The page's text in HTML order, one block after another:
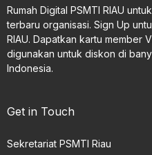
Rumah Digital PSMTI RIAU
terbaru organisasi. Sign Up
RIAU. Dapatkan kartu member
digunakan untuk diskon di
Indonesia.
Get in Touch
Sekretariat PSMTI Riau